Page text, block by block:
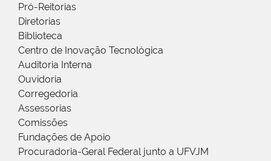
Pró-Reitorias
Diretorias
Biblioteca
Centro de Inovação Tecnológica
Auditoria Interna
Ouvidoria
Corregedoria
Assessorias
Comissões
Fundações de Apoio
Procuradoria-Geral Federal junto a UFVJM